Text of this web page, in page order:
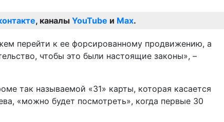
, каналы YouTube и Max.
перейти к ее форсированному продвижению, а
чтобы это были настоящие законы», –
так называемой «31» карты, которая касается
«можно будет посмотреть», когда первые 30